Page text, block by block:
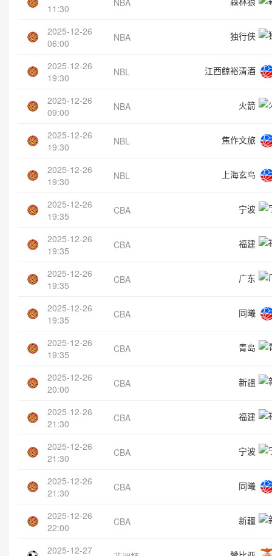
11:30
2025-12-26
06:00
NBA 独行侠
2025-12-26
19:30
NBL 江西鲸裕清酒
2025-12-26
09:00
NBA 火箭
2025-12-26
19:30
NBL 焦作文旅
2025-12-26
19:30
NBL 上海玄鸟
2025-12-26
19:35
CBA 宁波
2025-12-26
19:35
CBA 福建
2025-12-26
19:35
CBA 广东
2025-12-26
19:35
CBA 同曦
2025-12-26
19:35
CBA 青岛
2025-12-26
20:00
CBA 新疆
2025-12-26
21:30
CBA 福建
2025-12-26
21:30
CBA 宁波
2025-12-26
21:30
CBA 同曦
2025-12-26
22:00
CBA 新疆
2025-12-27